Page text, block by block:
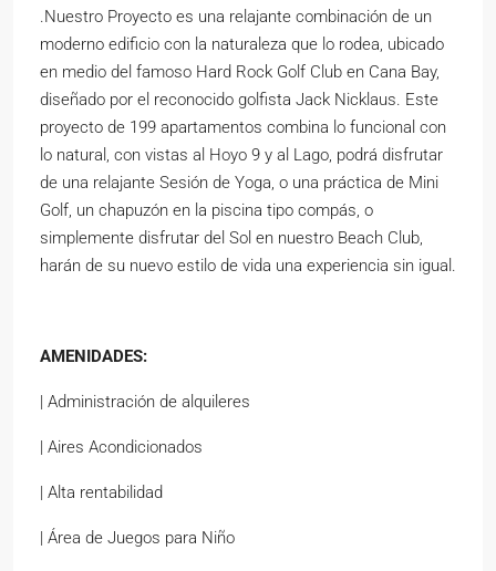
.Nuestro Proyecto es una relajante combinación de un
moderno edificio con la naturaleza que lo rodea, ubicado
en medio del famoso Hard Rock Golf Club en Cana Bay,
diseñado por el reconocido golfista Jack Nicklaus. Este
proyecto de 199 apartamentos combina lo funcional con
lo natural, con vistas al Hoyo 9 y al Lago, podrá disfrutar
de una relajante Sesión de Yoga, o una práctica de Mini
Golf, un chapuzón en la piscina tipo compás, o
simplemente disfrutar del Sol en nuestro Beach Club,
harán de su nuevo estilo de vida una experiencia sin igual.
AMENIDADES:
| Administración de alquileres
| Aires Acondicionados
| Alta rentabilidad
| Área de Juegos para Niño